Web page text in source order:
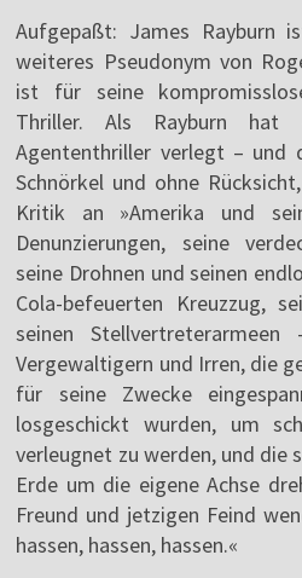
Aufgepaßt: James Rayburn
weiteres Pseudonym von
ist für seine
Thriller. Als Rayburn
Agententhriller verlegt – und
Schnörkel und ohne
Kritik an »Amerika und
Denunzierungen, seine
seine Drohnen und seinen
Cola-befeuerten Kreuzzug,
seinen
Vergewaltigern und Irren, die
für seine Zwecke
losgeschickt wurden, um
verleugnet zu werden, und die
Erde um die eigene Achse
Freund und jetzigen Feind
hassen, hassen, hassen.«